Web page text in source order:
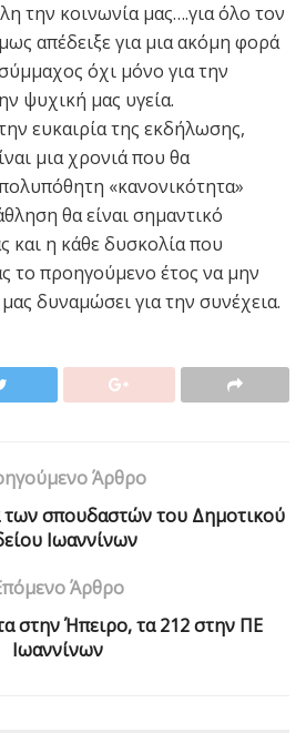
την κοινωνία μας….για όλο τον
απέδειξε για μια ακόμη φορά
όχι μόνο για την
ψυχική μας υγεία.
ευκαιρία της εκδήλωσης,
μια χρονιά που θα
«κανονικότητα»
θα είναι σημαντικό
και η κάθε δυσκολία που
το προηγούμενο έτος να μην
δυναμώσει για την συνέχεια.
Άρθρο
των σπουδαστών του Δημοτικού
Ιωαννίνων
Άρθρο
στην Ήπειρο, τα 212 στην ΠΕ
Ιωαννίνων